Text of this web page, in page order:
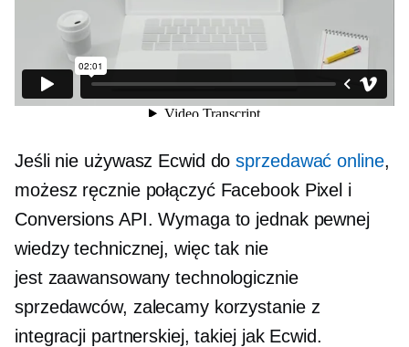
Jeśli nie używasz Ecwid dosprzedawać online,
możesz ręcznie połączyć Facebook Pixel i
Conversions API. Wymaga to jednak pewnej
wiedzy technicznej, więc tak nie
jest zaawansowany technologicznie
sprzedawców, zalecamy korzystanie z
integracji partnerskiej, takiej jak Ecwid.